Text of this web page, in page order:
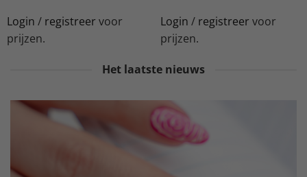
Login / registreer voor
prijzen.
Login / registreer voor
prijzen.
Het laatste nieuws